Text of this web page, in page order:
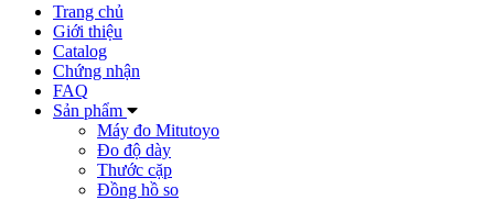
Trang chủ
Giới thiệu
Catalog
Chứng nhận
FAQ
Sản phẩm
Máy đo Mitutoyo
Đo độ dày
Thước cặp
Đồng hồ so